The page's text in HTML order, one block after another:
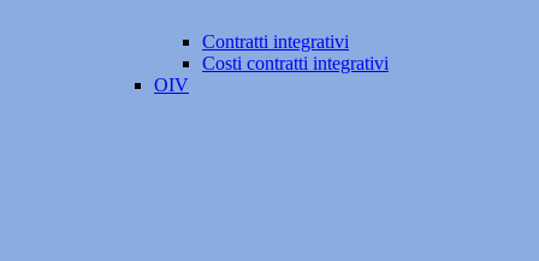
Contratti integrativi
Costi contratti integrativi
OIV